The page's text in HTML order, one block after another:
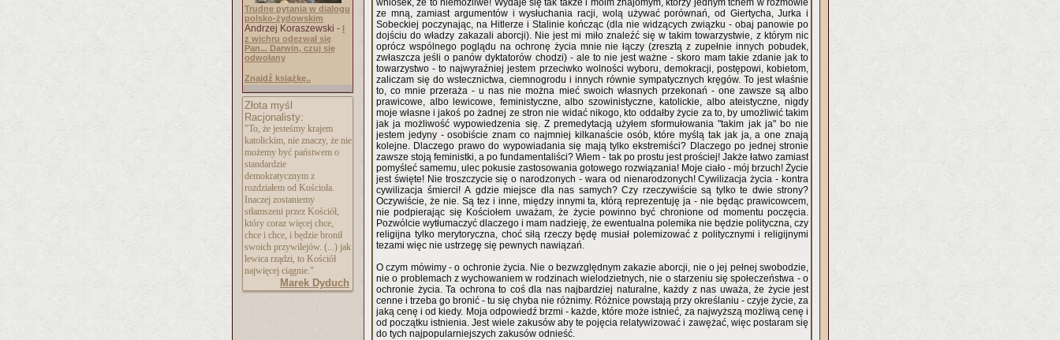
Trudne pytania w dialogu
polsko-żydowskim
Andrzej Koraszewski - I
z wichru odezwał się
Pan... Darwin, czuj się
odwołany
Znajdź książkę..
Złota myśl
Racjonalisty:
"To, że jesteśmy krajem
katolickim, nie znaczy, że nie
możemy być państwem o
standardzie
demokratycznym z
rozdziałem od Kościoła.
Inaczej zostaniemy
stłamszeni przez Kościół,
który coraz więcej chce,
chce i chce, i będzie bronił
swoich przywilejów. (...) jak
lewica rządzi, to Kościół
najwięcej ciągnie."
Marek Dyduch
wniosek, że to niemożliwe! Wydaje się tak także i moim znajomym, którzy jednym tchem w rozmowie
ze mną, zamiast argumentów i wysłuchania racji, wolą używać porównań, od Giertycha, Jurka i
Sobeckiej poczynając, na Hitlerze i Stalinie kończąc (dla nie widzących związku - obaj panowie po
dojściu do władzy zakazali aborcji). Nie jest mi miło znaleźć się w takim towarzystwie, z którym nic
oprócz wspólnego poglądu na ochronę życia mnie nie łączy (zresztą z zupełnie innych pobudek,
zwłaszcza jeśli o panów dyktatorów chodzi) - ale to nie jest ważne - skoro mam takie zdanie jak to
towarzystwo - to najwyraźniej jestem przeciwko wolności wyboru, demokracji, postępowi, kobietom,
zaliczam się do wstecznictwa, ciemnogrodu i innych równie sympatycznych kręgów. To jest właśnie
to, co mnie przeraża - u nas nie można mieć swoich własnych przekonań - one zawsze są albo
prawicowe, albo lewicowe, feministyczne, albo szowinistyczne, katolickie, albo ateistyczne, nigdy
moje własne i jakoś po żadnej ze stron nie widać nikogo, kto oddałby życie za to, by umożliwić takim
jak ja możliwość wypowiedzenia się. Z premedytacją użyłem sformułowania "takim jak ja" bo nie
jestem jedyny - osobiście znam co najmniej kilkanaście osób, które myślą tak jak ja, a one znają
kolejne. Dlaczego prawo do wypowiadania się mają tylko ekstremiści? Dlaczego po jednej stronie
zawsze stoją feministki, a po fundamentaliści? Wiem - tak po prostu jest prościej! Jakże łatwo zamiast
pomyśleć samemu, ulec pokusie zastosowania gotowego rozwiązania! Moje ciało - mój brzuch! Życie
jest święte! Nie troszczycie się o narodzonych - wara od nienarodzonych! Cywilizacja życia - kontra
cywilizacja śmierci! A gdzie miejsce dla nas samych? Czy rzeczywiście są tylko te dwie strony?
Oczywiście, że nie. Są tez i inne, między innymi ta, którą reprezentuję ja - nie będąc prawicowcem,
nie podpierając się Kościołem uważam, że życie powinno być chronione od momentu poczęcia.
Pozwólcie wytłumaczyć dlaczego i mam nadzieję, że ewentualna polemika nie będzie polityczna, czy
religijna tylko merytoryczna, choć siłą rzeczy będę musiał polemizować z politycznymi i religijnymi
tezami więc nie ustrzegę się pewnych nawiązań.
O czym mówimy - o ochronie życia. Nie o bezwzględnym zakazie aborcji, nie o jej pełnej swobodzie,
nie o problemach z wychowaniem w rodzinach wielodzietnych, nie o starzeniu się społeczeństwa - o
ochronie życia. Ta ochrona to coś dla nas najbardziej naturalne, każdy z nas uważa, że życie jest
cenne i trzeba go bronić - tu się chyba nie różnimy. Różnice powstają przy określaniu - czyje życie, za
jaką cenę i od kiedy. Moja odpowiedź brzmi - każde, które może istnieć, za najwyższą możliwą cenę i
od początku istnienia. Jest wiele zakusów aby te pojęcia relatywizować i zawężać, więc postaram się
do tych najpopularniejszych zakusów odnieść.